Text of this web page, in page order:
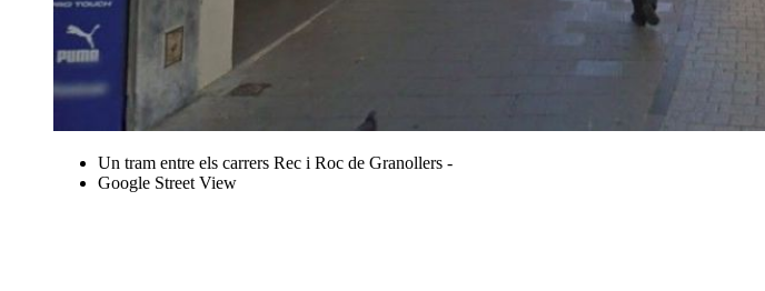
Un tram entre els carrers Rec i Roc de Granollers -
Google Street View